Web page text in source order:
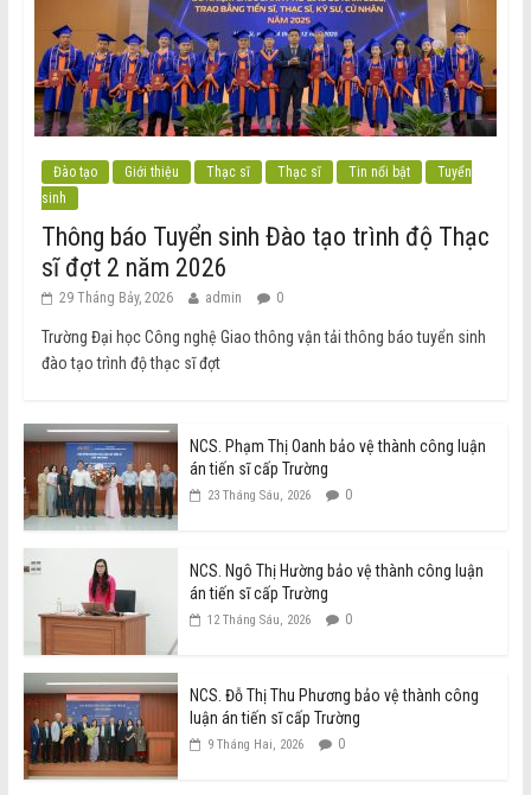
Đào tạo Giới thiệu Thạc sĩ Thạc sĩ Tin nổi bật
Tuyển
sinh
Thông báo Tuyển sinh Đào tạo trình độ Thạc
sĩ đợt 2 năm 2026
29 Tháng Bảy, 2026 admin 0
Trường Đại học Công nghệ Giao thông vận tải thông báo tuyển sinh
đào tạo trình độ thạc sĩ đợt
NCS. Phạm Thị Oanh bảo vệ thành công luận
án tiến sĩ cấp Trường
23 Tháng Sáu, 2026 0
NCS. Ngô Thị Hường bảo vệ thành công luận
án tiến sĩ cấp Trường
12 Tháng Sáu, 2026 0
NCS. Đỗ Thị Thu Phương bảo vệ thành công
luận án tiến sĩ cấp Trường
9 Tháng Hai, 2026 0